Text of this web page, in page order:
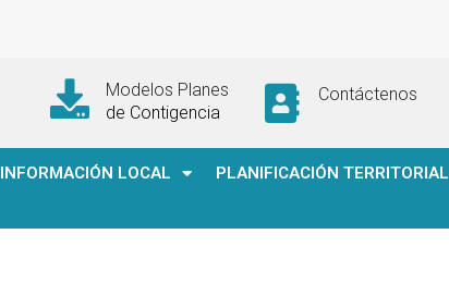
Modelos Planes
de Contigencia
Contáctenos
INFORMACIÓN LOCAL PLANIFICACIÓN TERRITORIAL